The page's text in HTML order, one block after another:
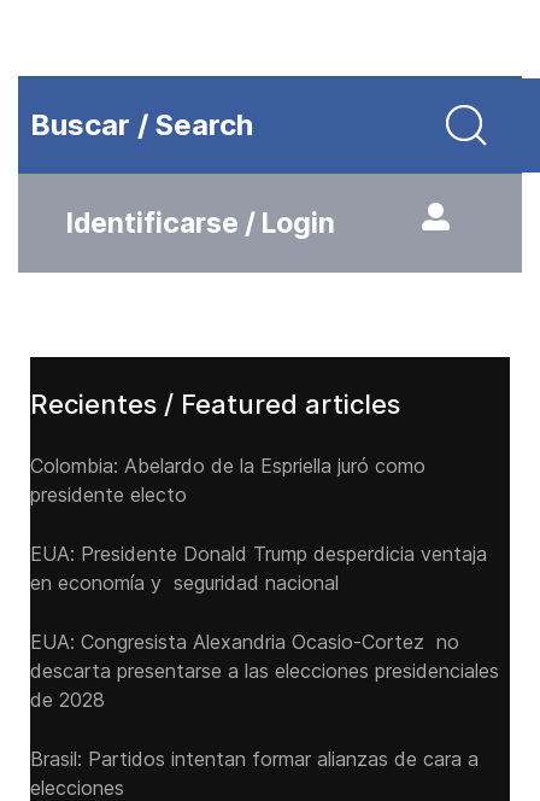
Buscar / Search
Identificarse / Login
Recientes / Featured articles
Colombia: Abelardo de la Espriella juró como
presidente electo
EUA: Presidente Donald Trump desperdicia ventaja
en economía y seguridad nacional
EUA: Congresista Alexandria Ocasio-Cortez no
descarta presentarse a las elecciones presidenciales
de 2028
Brasil: Partidos intentan formar alianzas de cara a
elecciones